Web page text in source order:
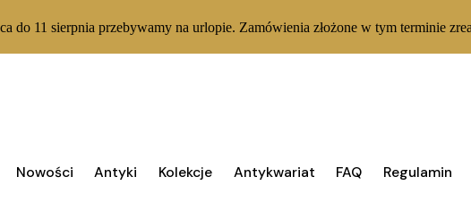
Nowości Antyki Kolekcje Antykwariat FAQ Regulamin
do 11 sierpnia przebywamy na urlopie. Zamówienia złożone w tym terminie